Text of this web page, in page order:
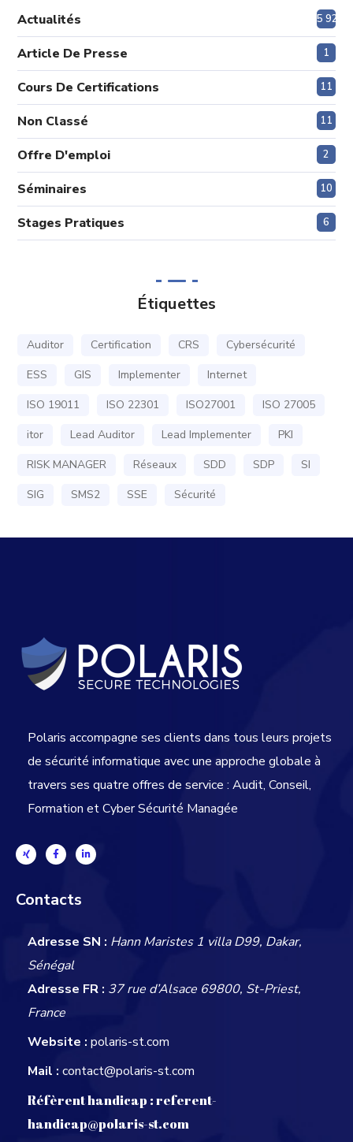
Actualités 5 920
Article De Presse 1
Cours De Certifications 11
Non Classé 11
Offre D'emploi 2
Séminaires 10
Stages Pratiques 6
Étiquettes
Auditor Certification CRS
Cybersécurité
ESS
GIS Implementer
Internet
ISO 19011
ISO 22301 ISO27001
ISO 27005
itor
Lead Auditor Lead Implementer
PKI
RISK MANAGER
Réseaux SDD SDP
SI
SIG
SMS2 SSE Sécurité
Polaris accompagne ses clients dans tous leurs projets
de sécurité informatique avec une approche globale à
travers ses quatre offres de service : Audit, Conseil,
Formation et Cyber Sécurité Managée
Contacts
Adresse SN : Hann Maristes 1 villa D99, Dakar,
Sénégal
Adresse FR : 37 rue d’Alsace 69800, St-Priest,
France
Website : polaris-st.com
Mail : contact@polaris-st.com
Réfèrent handicap :referent-
handicap@polaris-st.com